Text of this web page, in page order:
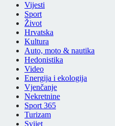
Vijesti
Sport
Život
Hrvatska
Kultura
Auto, moto & nautika
Hedonistika
Video
Energija i ekologija
Vjenčanje
Nekretnine
Sport 365
Turizam
Svijet